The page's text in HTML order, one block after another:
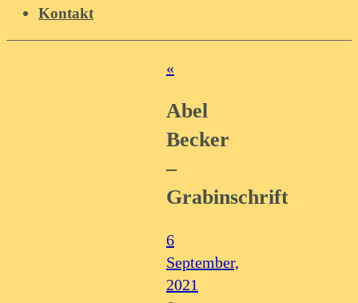
Kontakt
«
Abel
Becker
–
Grabinschrift
6
September,
2021